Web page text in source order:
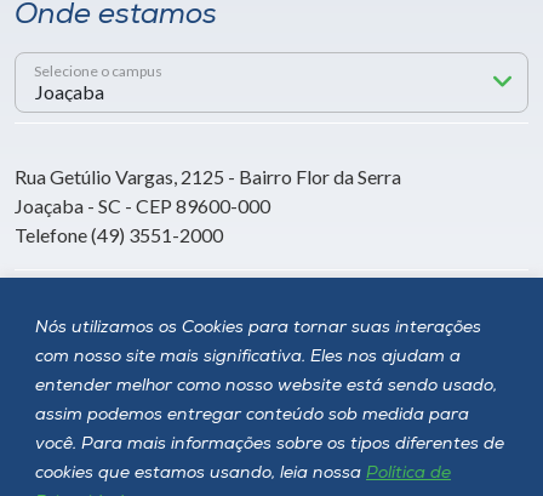
Nós utilizamos os Cookies para tornar suas interações
com nosso site mais significativa. Eles nos ajudam a
entender melhor como nosso website está sendo usado,
assim podemos entregar conteúdo sob medida para
você. Para mais informações sobre os tipos diferentes de
cookies que estamos usando, leia nossa Política de
Onde estamos
Selecione o campus
Rua Getúlio Vargas, 2125 - Bairro Flor da Serra
Joaçaba - SC - CEP 89600-000
Telefone (49) 3551-2000
Siga a Unoesc